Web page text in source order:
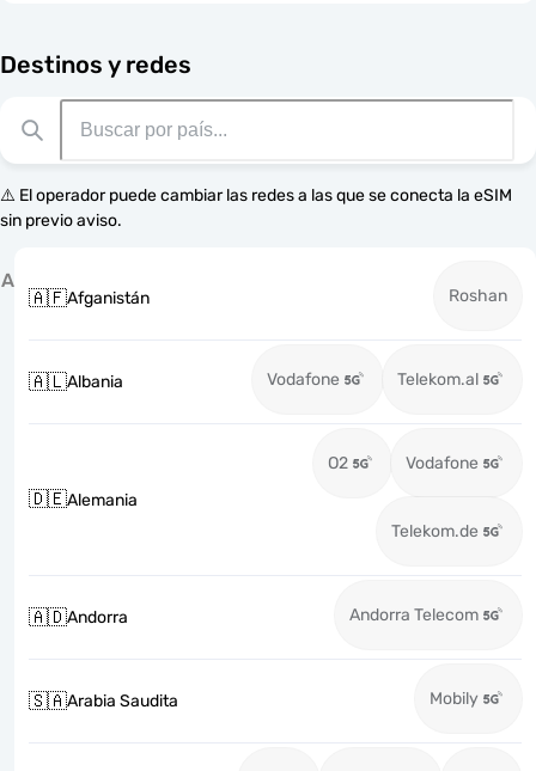
Destinos y redes
⚠️ El operador puede cambiar las redes a las que se conecta la eSIM
sin previo aviso.
A
🇦🇫Afganistán Roshan
🇦🇱Albania Vodafone Telekom.al
🇩🇪Alemania
O2 Vodafone
Telekom.de
🇦🇩Andorra Andorra Telecom
🇸🇦Arabia Saudita Mobily